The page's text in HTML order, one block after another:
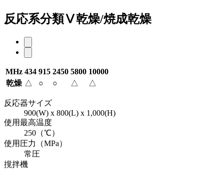
反応系分類Ⅴ乾燥/焼成乾燥
MHz 434 915 2450 5800 10000
乾燥 △ ○ ○ △ △
反応器サイズ
900(W) x 800(L) x 1,000(H)
使用最高温度
250（℃）
使用圧力（MPa）
常圧
撹拌機